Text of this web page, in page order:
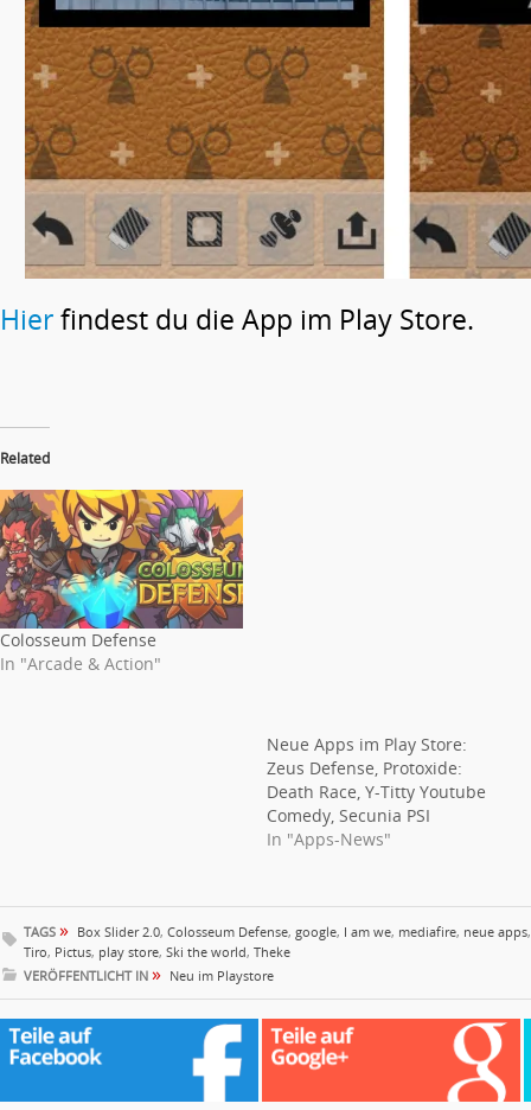
Hierfindest du die App im Play Store.
Related
Colosseum Defense
In "Arcade & Action"
Neue Apps im Play Store:
Zeus Defense, Protoxide:
Death Race, Y-Titty Youtube
Comedy, Secunia PSI
In "Apps-News"
TAGS » Box Slider 2.0, Colosseum Defense, google, I am we, mediafire, neue apps
Tiro, Pictus, play store, Ski the world, Theke
VERÖFFENTLICHT IN » Neu im Playstore